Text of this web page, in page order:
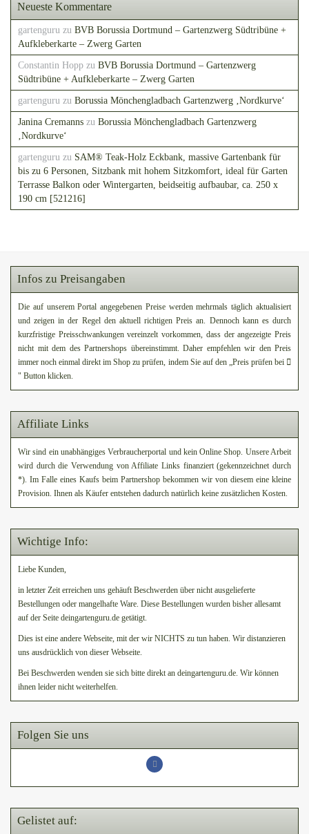
Neueste Kommentare
gartenguru zu BVB Borussia Dortmund – Gartenzwerg Südtribüne +
Aufkleberkarte – Zwerg Garten
Constantin Hopp zu BVB Borussia Dortmund – Gartenzwerg
Südtribüne + Aufkleberkarte – Zwerg Garten
gartenguru zu Borussia Mönchengladbach Gartenzwerg ‚Nordkurve‘
Janina Cremanns zu Borussia Mönchengladbach Gartenzwerg
‚Nordkurve‘
gartenguru zu SAM® Teak-Holz Eckbank, massive Gartenbank für
bis zu 6 Personen, Sitzbank mit hohem Sitzkomfort, ideal für Garten
Terrasse Balkon oder Wintergarten, beidseitig aufbaubar, ca. 250 x
190 cm [521216]
Infos zu Preisangaben
Die auf unserem Portal angegebenen Preise werden mehrmals täglich aktualisiert
und zeigen in der Regel den aktuell richtigen Preis an. Dennoch kann es durch
kurzfristige Preisschwankungen vereinzelt vorkommen, dass der angezeigte Preis
nicht mit dem des Partnershops übereinstimmt. Daher empfehlen wir den Preis
immer noch einmal direkt im Shop zu prüfen, indem Sie auf den „Preis prüfen bei
" Button klicken.
Affiliate Links
Wir sind ein unabhängiges Verbraucherportal und kein Online Shop. Unsere Arbeit
wird durch die Verwendung von Affiliate Links finanziert (gekennzeichnet durch
*). Im Falle eines Kaufs beim Partnershop bekommen wir von diesem eine kleine
Provision. Ihnen als Käufer entstehen dadurch natürlich keine zusätzlichen Kosten.
Wichtige Info:
Liebe Kunden,
in letzter Zeit erreichen uns gehäuft Beschwerden über nicht ausgelieferte
Bestellungen oder mangelhafte Ware. Diese Bestellungen wurden bisher allesamt
auf der Seite deingartenguru.de getätigt.
Dies ist eine andere Webseite, mit der wir NICHTS zu tun haben. Wir distanzieren
uns ausdrücklich von dieser Webseite.
Bei Beschwerden wenden sie sich bitte direkt an deingartenguru.de. Wir können
ihnen leider nicht weiterhelfen.
Folgen Sie uns
Gelistet auf: